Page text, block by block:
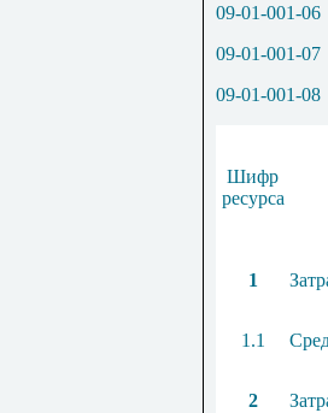
09-01-001-06
09-01-001-07
09-01-001-08
Шифр
ресурса
1
1.1
2